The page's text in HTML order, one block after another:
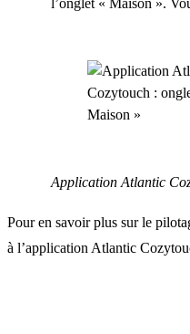
Application Atlantic
Pour en savoir plus sur le
à l’application Atlantic